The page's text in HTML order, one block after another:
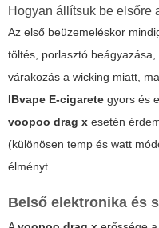
Hogyan állítsuk be elsőre
Az első beüzemeléskor
töltés, porlasztó
várakozás a wicking miatt,
IBvape E-cigarete gyors és
voopoo drag x esetén
(különösen temp és watt
élményt.
Belső elektronika és